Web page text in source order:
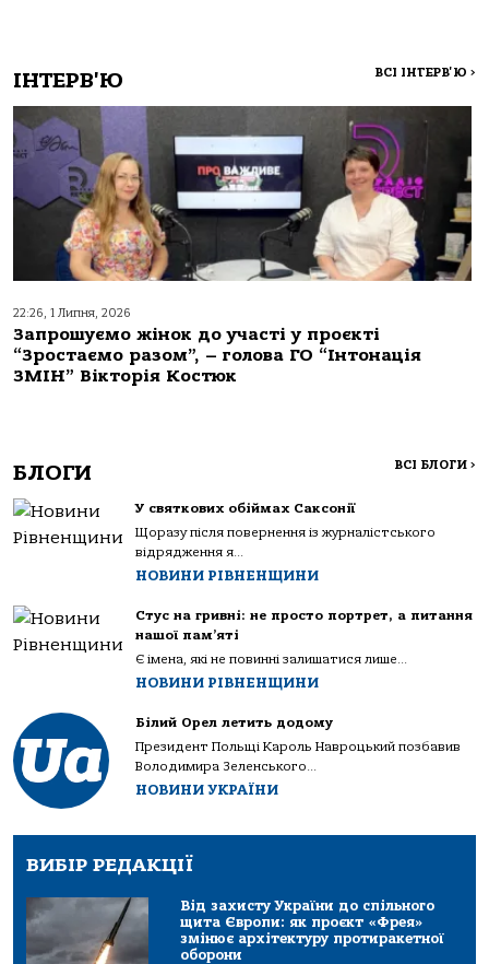
ІНТЕРВ'Ю ВСІ ІНТЕРВ'Ю >
22:26, 1 Липня, 2026
Запрошуємо жінок до участі у проєкті
“Зростаємо разом”, – голова ГО “Інтонація
ЗМІН” Вікторія Костюк
БЛОГИ ВСІ БЛОГИ >
У святкових обіймах Саксонії
Щоразу після повернення із журналістського
відрядження я...
НОВИНИ РІВНЕНЩИНИ
Стус на гривні: не просто портрет, а питання
нашої пам’яті
Є імена, які не повинні залишатися лише...
НОВИНИ РІВНЕНЩИНИ
Білий Орел летить додому
Президент Польщі Кароль Навроцький позбавив
Володимира Зеленського...
НОВИНИ УКРАЇНИ
ВИБІР РЕДАКЦІЇ
Від захисту України до спільного
щита Європи: як проєкт «Фрея»
змінює архітектуру протиракетної
оборони